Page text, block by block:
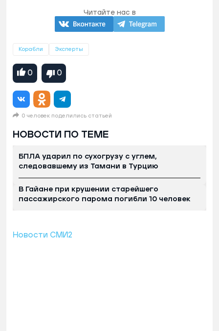
Читайте нас в
Корабли Эксперты
0 0
0 человек поделились статьей
НОВОСТИ ПО ТЕМЕ
БПЛА ударил по сухогрузу с углем,
следовавшему из Тамани в Турцию
В Гайане при крушении старейшего
пассажирского парома погибли 10 человек
Новости СМИ2